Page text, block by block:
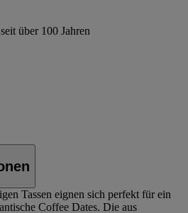
über 100 Jahren
Tassen eignen sich perfekt für ein
Coffee Dates. Die aus